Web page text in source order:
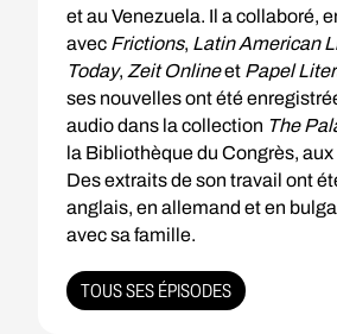
et au Venezuela. Il a collaboré,
avec Frictions, Latin American
Today, Zeit Onlineet Papel
ses nouvelles ont été
audio dans la collection The
la Bibliothèque du Congrès,
Des extraits de son travail ont
anglais, en allemand et en
avec sa famille.
TOUS SES ÉPISODES